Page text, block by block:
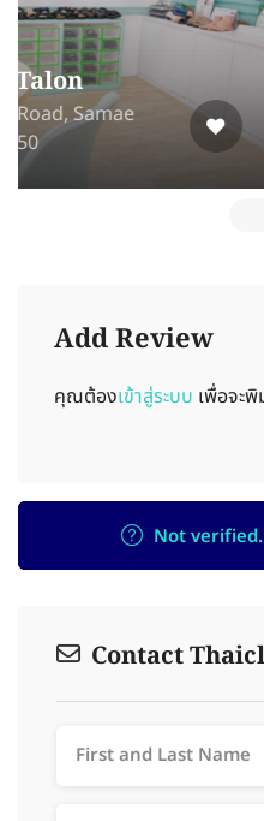
L.A.B. X
Westville) – LAB
Central Westville, 1st
Ratchaphruek Rd,
Bang Kruai,
Add Review
คุณต้องเข้าสู่ระบบ เพื่อจะ
Not
Contact